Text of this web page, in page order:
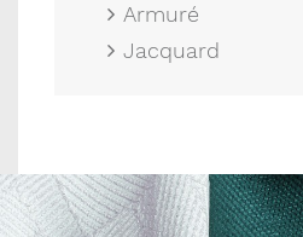
Armuré
Jacquard